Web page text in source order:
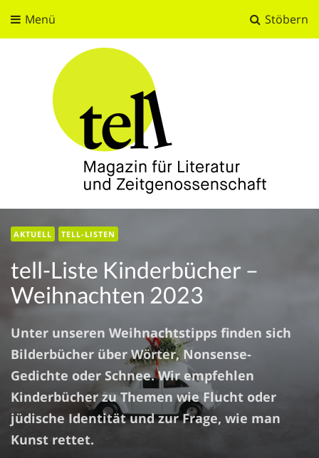
Stöbern
Menü
tell
Magazin für Literatur und Zeitgenossenschaft
AKTUELL TELL-LISTEN
tell-Liste Kinderbücher –
Weihnachten 2023
Unter unseren Weihnachtstipps finden sich
Bilderbücher über Wörter, Nonsense-
Gedichte oder Schnee. Wir empfehlen
Kinderbücher zu Themen wie Flucht oder
jüdische Identität und zur Frage, wie man
Kunst rettet.